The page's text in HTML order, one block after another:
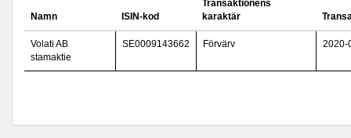
Namn ISIN-kod
Transaktionens
karaktär
Volati AB
stamaktie
SE0009143662 Förvärv 2020-